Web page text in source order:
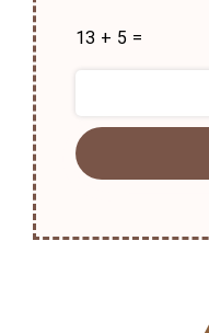
13 + 5 =